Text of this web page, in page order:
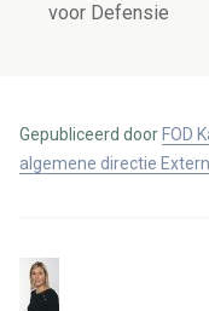
voor Defensie
Gepubliceerd door FOD
algemene directie